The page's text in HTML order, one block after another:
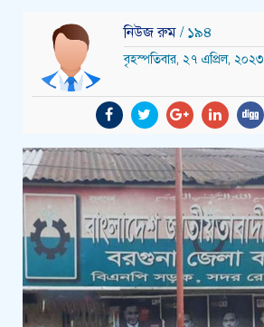
নিউজ রুম / ১৯৪
বৃহস্পতিবার, ২৭ এপ্রিল, ২০২৩